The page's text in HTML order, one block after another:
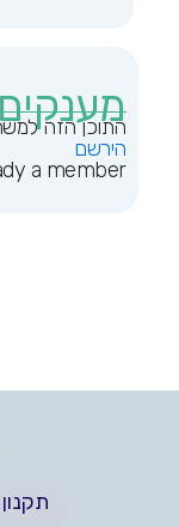
הירשם
a member?
תקנון